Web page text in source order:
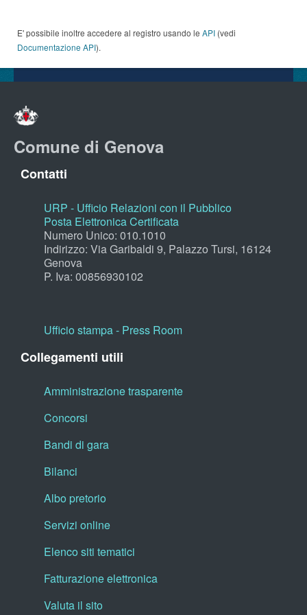
E' possibile inoltre accedere al registro usando le API (vedi
Documentazione API).
Comune di Genova
Contatti
URP - Ufficio Relazioni con il Pubblico
Posta Elettronica Certificata
Numero Unico: 010.1010
Indirizzo: Via Garibaldi 9, Palazzo Tursi, 16124
Genova
P. Iva: 00856930102
Ufficio stampa - Press Room
Collegamenti utili
Amministrazione trasparente
Concorsi
Bandi di gara
Bilanci
Albo pretorio
Servizi online
Elenco siti tematici
Fatturazione elettronica
Valuta il sito